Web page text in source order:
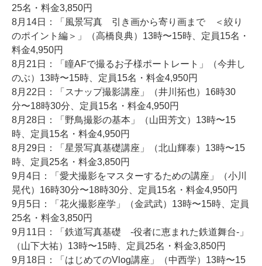
25名・料金3,850円
8月14日：「風景写真 引き画から寄り画まで ＜絞り
のポイント編＞」（高橋良典）13時〜15時、定員15名・
料金4,950円
8月21日：「瞳AFで撮るお子様ポートレート」（今井し
のぶ）13時〜15時、定員15名・料金4,950円
8月22日：「スナップ撮影講座」（井川拓也）16時30
分〜18時30分、定員15名・料金4,950円
8月28日：「野鳥撮影の基本」（山田芳文）13時〜15
時、定員15名・料金4,950円
8月29日：「星景写真基礎講座」（北山輝泰）13時〜15
時、定員25名・料金3,850円
9月4日：「愛犬撮影をマスターするための講座」（小川
晃代）16時30分〜18時30分、定員15名・料金4,950円
9月5日：「花火撮影座学」（金武武）13時〜15時、定員
25名・料金3,850円
9月11日：「鉄道写真基礎 -役者に恵まれた鉄道舞台-」
（山下大祐）13時〜15時、定員25名・料金3,850円
9月18日：「はじめてのVlog講座」（中西学）13時〜15